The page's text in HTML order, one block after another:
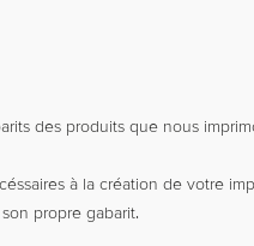
des produits que nous
à la création de votre
propre gabarit.